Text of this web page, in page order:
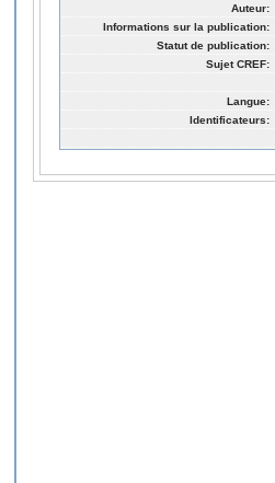
Auteur:
Informations sur la publication:
Statut de publication:
Sujet CREF:
Langue:
Identificateurs: